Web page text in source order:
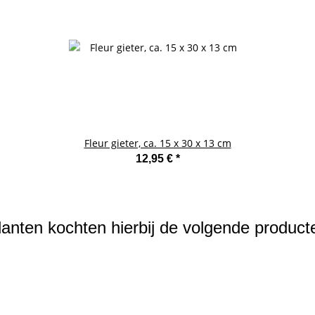
Fleur gieter, ca. 15 x 30 x 13 cm
12,95 € *
kochten hierbij de volgende